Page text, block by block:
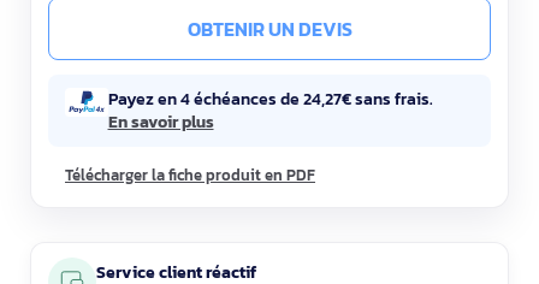
OBTENIR UN DEVIS
Payez en 4 échéances de 24,27€ sans frais.
En savoir plus
Télécharger la fiche produit en PDF
Service client réactif